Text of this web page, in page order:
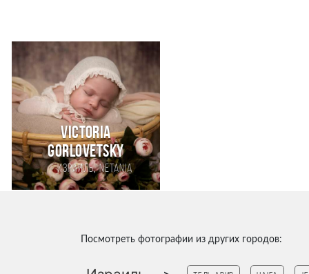
Victoria
Gorlovetsky
Израиль,Netania
Посмотреть фотографии из других городов: